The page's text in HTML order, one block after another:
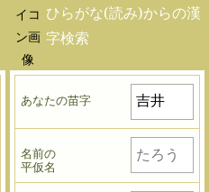
ひらがな(読み)からの漢
字検索
あなたの苗字
名前の
平仮名